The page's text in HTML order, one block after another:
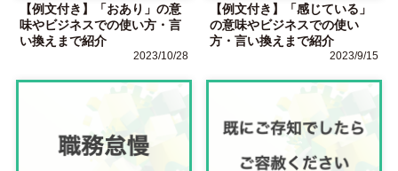
【例文付き】「おあり」の意
味やビジネスでの使い方・言
い換えまで紹介
2023/10/28
【例文付き】「感じている」
の意味やビジネスでの使い
方・言い換えまで紹介
2023/9/15